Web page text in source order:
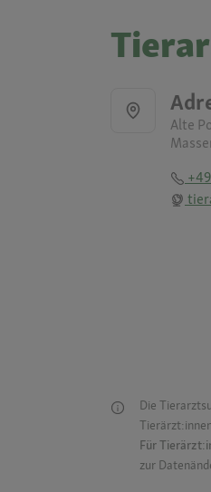
Alte
Die
Für
zur